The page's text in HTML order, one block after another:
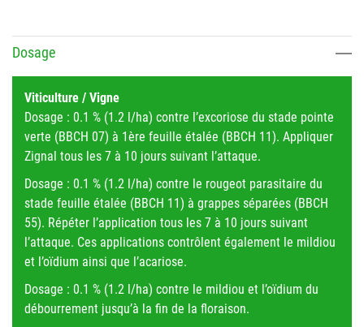
Dosage
Viticulture / Vigne
Dosage : 0.1 % (1.2 l/ha) contre l’excoriose du stade pointe
verte (BBCH 07) à 1ère feuille étalée (BBCH 11). Appliquer
Zignal tous les 7 à 10 jours suivant l’attaque.
Dosage : 0.1 % (1.2 l/ha) contre le rougeot parasitaire du
stade feuille étalée (BBCH 11) à grappes séparées (BBCH
55). Répéter l’application tous les 7 à 10 jours suivant
l’attaque. Ces applications contrôlent également le mildiou
et l’oïdium ainsi que l’acariose.
Dosage : 0.1 % (1.2 l/ha) contre le mildiou et l’oïdium du
débourrement jusqu’à la fin de la floraison.